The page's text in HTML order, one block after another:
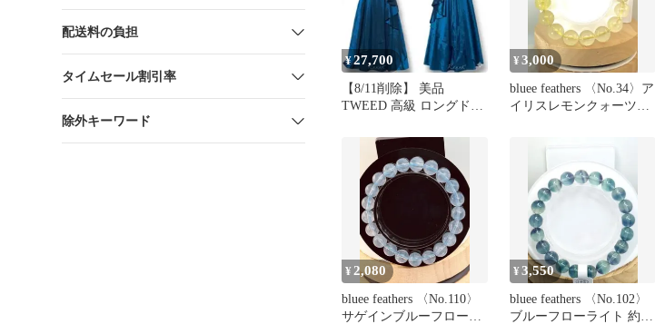
配送料の負担
タイムセール割引率
除外キーワード
¥27,700
【8/11削除】 美品
TWEED 高級 ロングドレ
¥3,000
bluee feathers 〈No.34〉ア
イリスレモンクォーツ大
¥ 2,080
bluee feathers 〈No.110〉
サゲインブルーフローラ
¥3,550
bluee feathers 〈No.102〉
ブルーフローライト 約